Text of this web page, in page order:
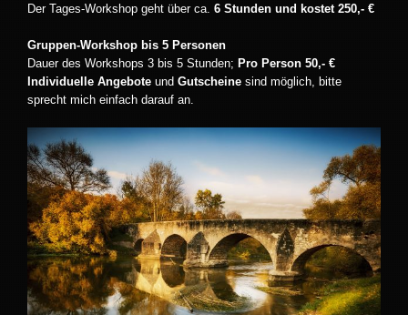
Der Tages-Workshop geht über ca. 6 Stunden und kostet 250,- €
Gruppen-Workshop bis 5 Personen
Dauer des Workshops 3 bis 5 Stunden; Pro Person 50,- €
Individuelle Angebote und Gutscheine sind möglich, bitte
sprecht mich einfach darauf an.